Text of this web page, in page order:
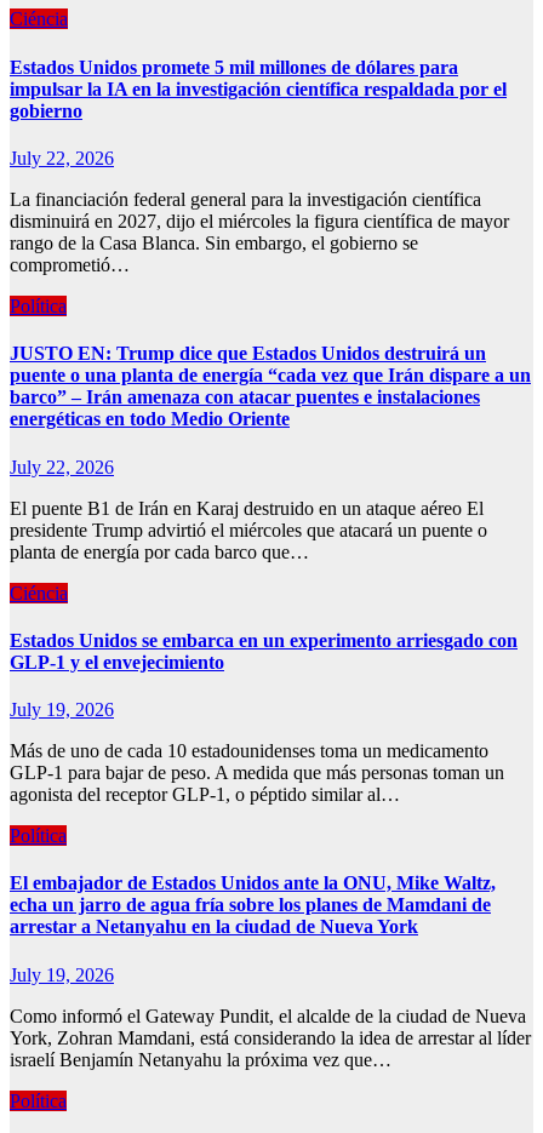
Ciéncia
Estados Unidos promete 5 mil millones de dólares para
impulsar la IA en la investigación científica respaldada por el
gobierno
July 22, 2026
La financiación federal general para la investigación científica
disminuirá en 2027, dijo el miércoles la figura científica de mayor
rango de la Casa Blanca. Sin embargo, el gobierno se
comprometió…
Política
JUSTO EN: Trump dice que Estados Unidos destruirá un
puente o una planta de energía “cada vez que Irán dispare a un
barco” – Irán amenaza con atacar puentes e instalaciones
energéticas en todo Medio Oriente
July 22, 2026
El puente B1 de Irán en Karaj destruido en un ataque aéreo El
presidente Trump advirtió el miércoles que atacará un puente o
planta de energía por cada barco que…
Ciéncia
Estados Unidos se embarca en un experimento arriesgado con
GLP-1 y el envejecimiento
July 19, 2026
Más de uno de cada 10 estadounidenses toma un medicamento
GLP-1 para bajar de peso. A medida que más personas toman un
agonista del receptor GLP-1, o péptido similar al…
Política
El embajador de Estados Unidos ante la ONU, Mike Waltz,
echa un jarro de agua fría sobre los planes de Mamdani de
arrestar a Netanyahu en la ciudad de Nueva York
July 19, 2026
Como informó el Gateway Pundit, el alcalde de la ciudad de Nueva
York, Zohran Mamdani, está considerando la idea de arrestar al líder
israelí Benjamín Netanyahu la próxima vez que…
Política